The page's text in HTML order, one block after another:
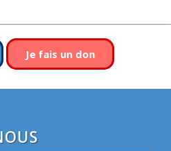
Je fais un don